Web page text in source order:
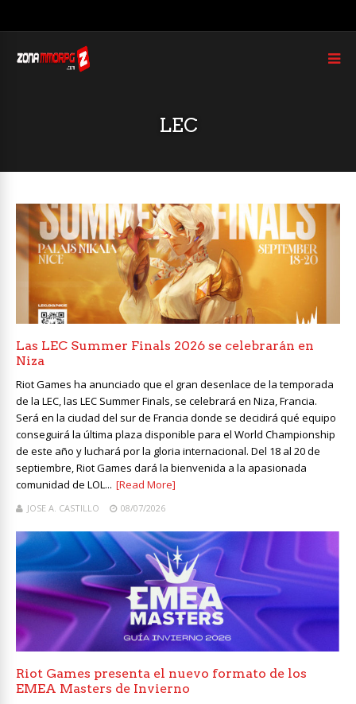
LEC
Las LEC Summer Finals 2026 se celebrarán en
Niza
Riot Games ha anunciado que el gran desenlace de la temporada
de la LEC, las LEC Summer Finals, se celebrará en Niza, Francia.
Será en la ciudad del sur de Francia donde se decidirá qué equipo
conseguirá la última plaza disponible para el World Championship
de este año y luchará por la gloria internacional. Del 18 al 20 de
septiembre, Riot Games dará la bienvenida a la apasionada
comunidad de LOL... [Read More]
JOSE A. CASTILLO 08/07/2026
Riot Games presenta el nuevo formato de los
EMEA Masters de Invierno